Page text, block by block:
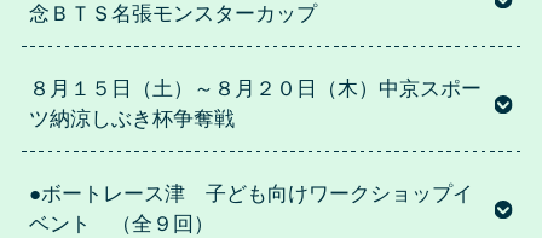
念ＢＴＳ名張モンスターカップ
８月１５日（土）～８月２０日（木）中京スポー
ツ納涼しぶき杯争奪戦
●ボートレース津 子ども向けワークショップイ
ベント （全９回）